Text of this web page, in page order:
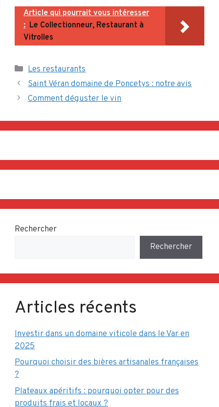
Article qui pourrait vous intéresser
: Le Collectionneur, Restaurant à
Vitrolles
Catégories
Les restaurants
Saint Véran domaine de Poncetys : notre avis
Comment déguster le vin
Rechercher
Rechercher
Articles récents
Investir dans un domaine viticole dans le Var en
2025
Pourquoi choisir des bières artisanales françaises
?
Plateaux apéritifs : pourquoi opter pour des
produits frais et locaux ?